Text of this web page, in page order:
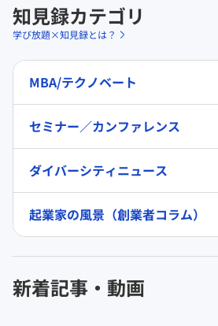
知見録カテゴリ
学び放題×知見録とは？
MBA/テクノベート
セミナー／カンファレンス
ダイバーシティニュース
起業家の風景（創業者コラム）
新着記事・動画